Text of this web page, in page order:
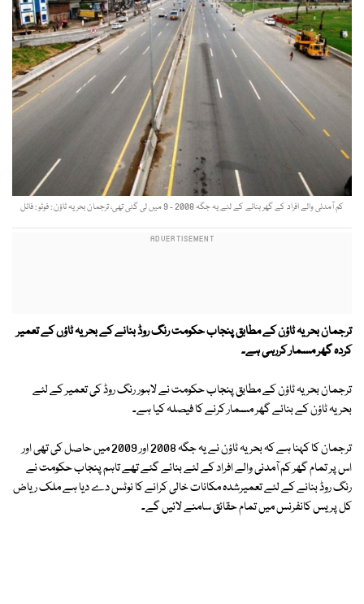
کم آمدنی والے افراد کے گھر بنانے کے لئے یہ جگہ 2008 - 9 میں لی گئی تھی، ترجمان بحریہ ٹاؤن : فوٹو : فائل
ترجمان بحریہ ٹاؤن کے مطابق پنجاب حکومت رنگ روڈ بنانے کے بحریہ ٹاؤں کے تعمیر
کردہ گھر مسمار کررہی ہے۔
ترجمان بحریہ ٹاؤن کے مطابق پنجاب حکومت نے لاہور رنگ روڈ کی تعمیر کے لئے
بحریہ ٹاؤن کے بنائے گھر مسمار کرنے کا فیصلہ کیا ہے۔
ترجمان کا کہنا ہے کہ بحریہ ٹاؤن نے یہ جگہ 2008 اور 2009 میں حاصل کی تھی اور
اس پر تمام گھر کم آمدنی والے افراد کے لئے بنائے گئے تھے تاہم پنجاب حکومت نے
رنگ روڈ بنانے کے لئے تعمیرشدہ مکانات خالی کرانے کا نوٹس دے دیا ہے ملک ریاض
کل پریس کانفرنس میں تمام حقائق سامنے لائیں گے۔